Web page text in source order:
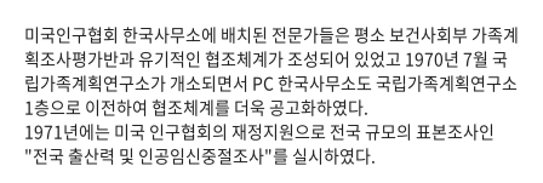
미국인구협회 한국사무소에 배치된 전문가들은 평소 보건사회부 가족계
획조사평가반과 유기적인 협조체계가 조성되어 있었고 1970년 7월 국
립가족계획연구소가 개소되면서 PC 한국사무소도 국립가족계획연구소
1층으로 이전하여 협조체계를 더욱 공고화하였다.
1971년에는 미국 인구협회의 재정지원으로 전국 규모의 표본조사인
"전국 출산력 및 인공임신중절조사"를 실시하였다.